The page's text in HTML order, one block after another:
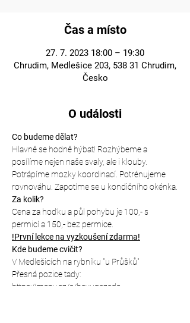
Čas a místo
27. 7. 2023 18:00 – 19:30
Chrudim, Medlešice 203, 538 31 Chrudim,
Česko
O události
Co budeme dělat?
Hlavně se hodně hýbat! Rozhýbeme a
posílíme nejen naše svaly, ale i klouby.
Potrápíme mozky koordinací. Potrénujeme
rovnováhu. Zapotíme se u kondičního okénka.
Za kolik?
Cena za hoďku a půl pohybu je 100,- s
permicí a 150,- bez permice.
!První lekce na vyzkoušení zdarma!
Kde budeme cvičit?
V Medlešicích na rybníku "u Průšků"
Přesná pozice tady:
https://mapy.cz/s/hevugezeda